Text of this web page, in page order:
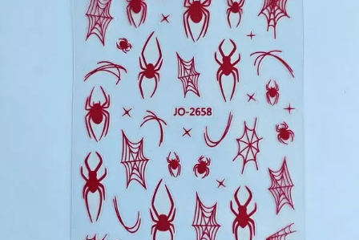
MODÈLE